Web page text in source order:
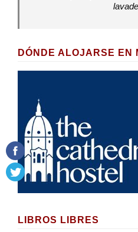
DÓNDE ALOJARSE EN
LIBROS LIBRES